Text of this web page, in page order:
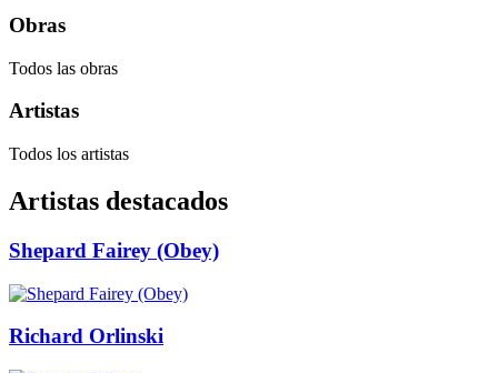
Obras
Todos las obras
Artistas
Todos los artistas
Artistas destacados
Shepard Fairey (Obey)
Richard Orlinski